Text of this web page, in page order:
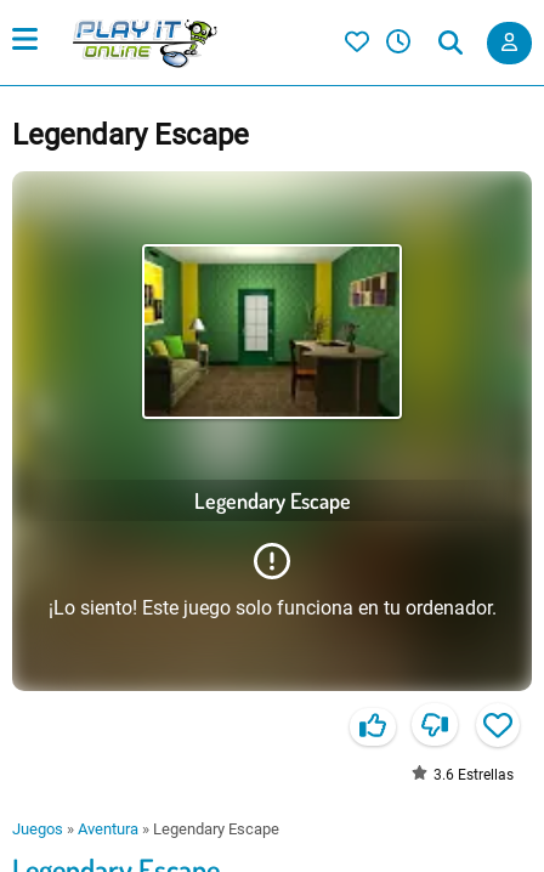
Legendary Escape
Legendary Escape
¡Lo siento! Este juego solo funciona en tu ordenador.
3.6 Estrellas
Juegos » Aventura » Legendary Escape